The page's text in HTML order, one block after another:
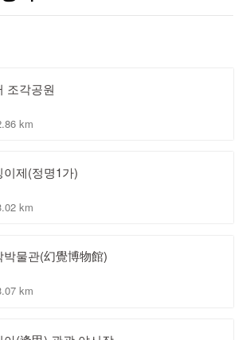
조각공원
km
이제(정명1가)
km
박물관(幻覺博物館)
km